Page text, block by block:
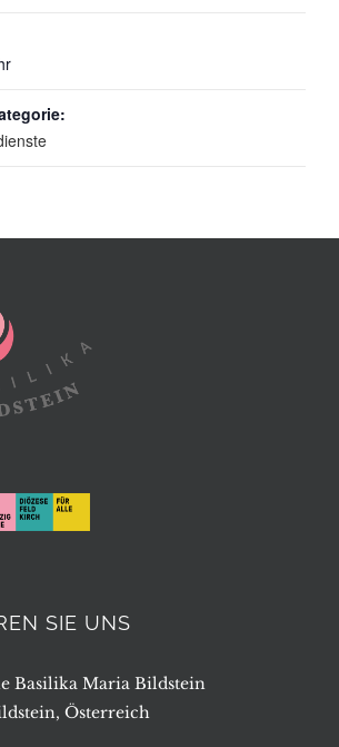
SIE UNS
Basilika Maria Bildstein
Österreich